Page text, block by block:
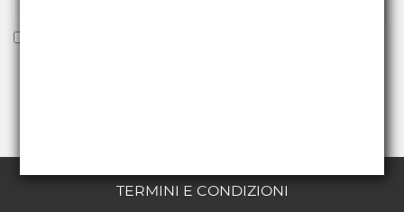
TERMINI E CONDIZIONI